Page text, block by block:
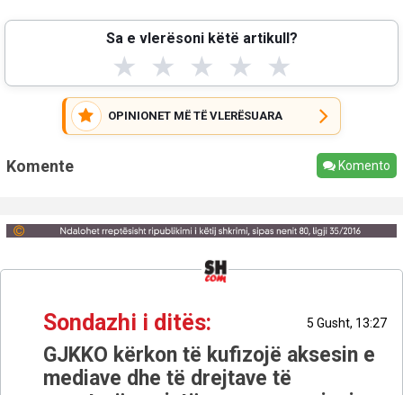
Sa e vlerësoni këtë artikull?
★ ★ ★ ★ ★
OPINIONET MË TË VLERËSUARA
Komente Komento
Sondazhi i ditës: 5 Gusht, 13:27
GJKKO kërkon të kufizojë aksesin e
mediave dhe të drejtave të